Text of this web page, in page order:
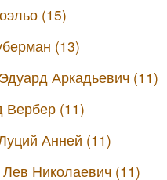
(15)
(13)
Аркадьевич (11)
Вербер (11)
Анней (11)
Лев Николаевич (11)